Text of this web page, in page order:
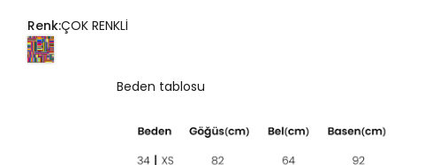
Renk:ÇOK RENKLİ
Beden tablosu